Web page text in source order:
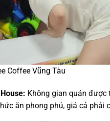
Coffee Vũng Tàu
Không gian quán được
ăn phong phú, giá cả phải